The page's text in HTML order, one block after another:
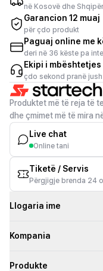
në Kosovë dhe
Garancion 12 muaj
për çdo produkt
Paguaj online me
deri në 36 këste pa
Ekipi i mbështetjes
çdo sekond pranë jush
Produktet më të reja të
dhe çmimet më të mira
Live chat
Online tani
Tiketë / Servis
Përgjigje brenda 24
Llogaria ime
Kompania
Produkte